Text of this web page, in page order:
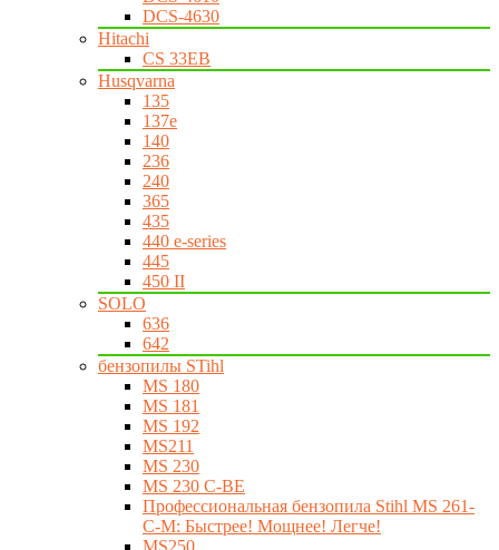
DCS-4630
Hitachi
CS 33EB
Husqvarna
135
137e
140
236
240
365
435
440 e-series
445
450 II
SOLO
636
642
бензопилы STihl
MS 180
MS 181
MS 192
MS211
MS 230
MS 230 C-BE
Профессиональная бензопила Stihl MS 261-
C-M: Быстрее! Мощнее! Легче!
MS250